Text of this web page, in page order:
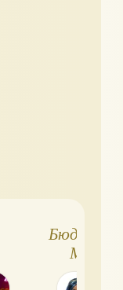
(2024):